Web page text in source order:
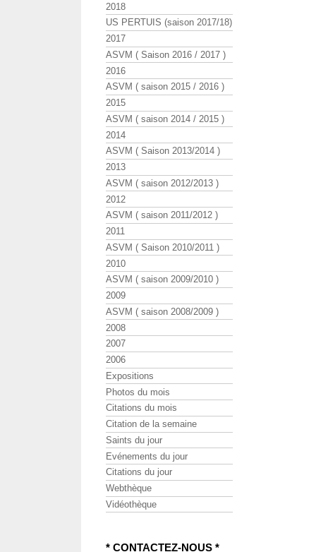
2018
US PERTUIS (saison 2017/18)
2017
ASVM ( Saison 2016 / 2017 )
2016
ASVM ( saison 2015 / 2016 )
2015
ASVM ( saison 2014 / 2015 )
2014
ASVM ( Saison 2013/2014 )
2013
ASVM ( saison 2012/2013 )
2012
ASVM ( saison 2011/2012 )
2011
ASVM ( Saison 2010/2011 )
2010
ASVM ( saison 2009/2010 )
2009
ASVM ( saison 2008/2009 )
2008
2007
2006
Expositions
Photos du mois
Citations du mois
Citation de la semaine
Saints du jour
Evénements du jour
Citations du jour
Webthèque
Vidéothèque
* CONTACTEZ-NOUS *